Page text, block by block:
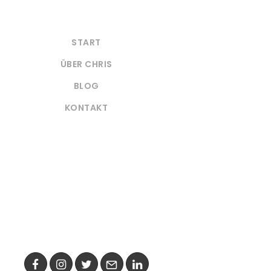
START
ÜBER CHRIS
BLOG
KONTAKT